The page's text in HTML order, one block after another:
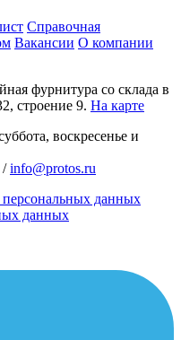
Справочная
Вакансии О компании
фурнитура со склада в
строение 9. На карте
воскресенье и
/info@protos.ru
данных
данных